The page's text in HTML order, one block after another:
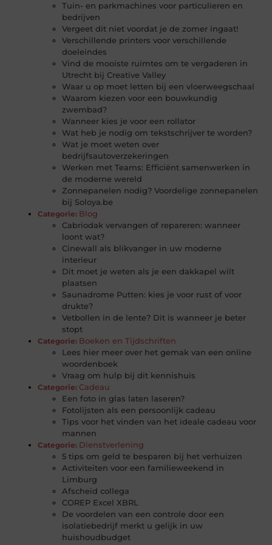
Tuin- en parkmachines voor particulieren en
bedrijven
Vergeet dit niet voordat je de zomer ingaat!
Verschillende printers voor verschillende
doeleindes
Vind de mooiste ruimtes om te vergaderen in
Utrecht bij Creative Valley
Waar u op moet letten bij een vloerweegschaal
Waarom kiezen voor een bouwkundig
zwembad?
Wanneer kies je voor een rollator
Wat heb je nodig om tekstschrijver te worden?
Wat je moet weten over
bedrijfsautoverzekeringen
Werken met Teams: Efficiënt samenwerken in
de moderne wereld
Zonnepanelen nodig? Voordelige zonnepanelen
bij Soloya.be
Categorie: Blog
Cabriodak vervangen of repareren: wanneer
loont wat?
Cinewall als blikvanger in uw moderne
interieur
Dit moet je weten als je een dakkapel wilt
plaatsen
Saunadrome Putten: kies je voor rust of voor
drukte?
Vetbollen in de lente? Dit is wanneer je beter
stopt
Categorie: Boeken en Tijdschriften
Lees hier meer over het gemak van een online
woordenboek
Vraag om hulp bij dit kennishuis
Categorie: Cadeau
Een foto in glas laten laseren?
Fotolijsten als een persoonlijk cadeau
Tips voor het vinden van het ideale cadeau voor
mannen
Categorie: Dienstverlening
5 tips om geld te besparen bij het verhuizen
Activiteiten voor een familieweekend in
Limburg
Afscheid collega
COREP Excel XBRL
De voordelen van een controle door een
isolatiebedrijf merkt u gelijk in uw
huishoudbudget